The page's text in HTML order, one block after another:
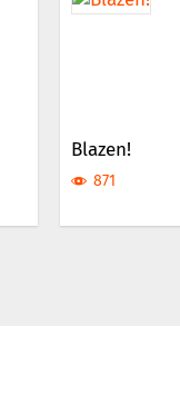
Blazen!
871